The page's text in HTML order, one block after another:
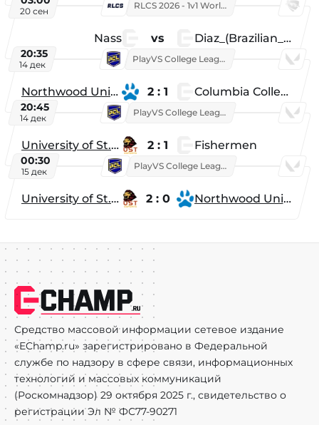
20 сен
RLCS 2026 - 1v1 World Championship
Nass vs Diaz_(Brazilian_Player)
20:35
14 дек
PlayVS College League 2025: Fall
Northwood University 2 : 1 Columbia College
20:45
14 дек
PlayVS College League 2025: Fall
University of St. Thomas 2 : 1 Fishermen
00:30
15 дек
PlayVS College League 2025: Fall
University of St. Thomas 2 : 0 Northwood University
Средство массовой информации сетевое издание
«EChamp.ru» зарегистрировано в Федеральной
службе по надзору в сфере связи, информационных
технологий и массовых коммуникаций
(Роскомнадзор) 29 октября 2025 г., свидетельство о
регистрации Эл № ФС77-90271